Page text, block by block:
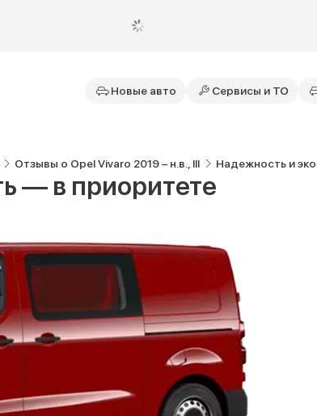
Новые авто Сервисы и ТО
Отзывы о Opel Vivaro 2019 – н.в., III Надежность и
— в приоритете